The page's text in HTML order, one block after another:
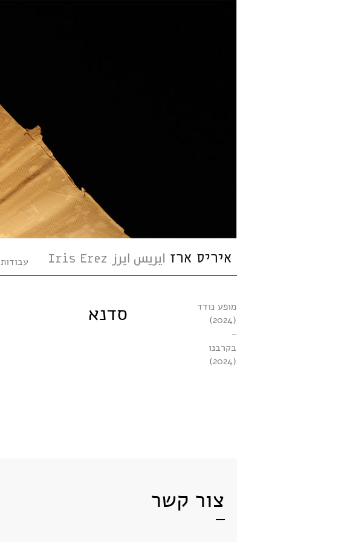
עבודות
מופע נודד
(2024)
-
בקרבנו
(2024)
סדנא
צור קשר